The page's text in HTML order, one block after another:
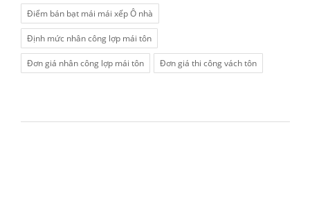
Điểm bán bạt mái mái xếp Ô nhà
Định mức nhân công lợp mái tôn
Đơn giá nhân công lợp mái tôn Đơn giá thi công vách tôn